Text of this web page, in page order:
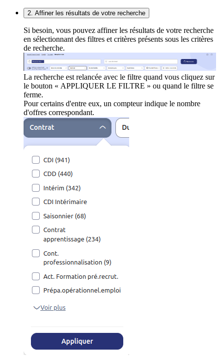
2. Affiner les résultats de votre recherche
Si besoin, vous pouvez affiner les résultats de votre recherche
en sélectionnant des filtres et critères présents sous les critères
de recherche.
La recherche est relancée avec le filtre quand vous cliquez sur
le bouton « APPLIQUER LE FILTRE » ou quand le filtre se
ferme.
Pour certains d'entre eux, un compteur indique le nombre
d'offres correspondant.